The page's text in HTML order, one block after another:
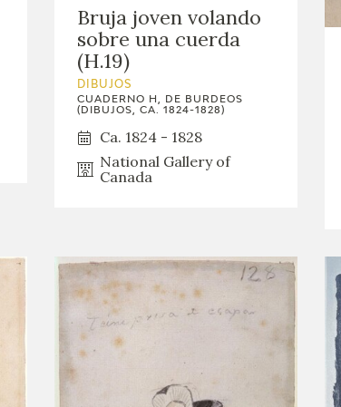
Bruja joven volando
sobre una cuerda
(H.19)
DIBUJOS
CUADERNO H, DE BURDEOS
(DIBUJOS, CA. 1824-1828)
Ca. 1824 - 1828
National Gallery of
Canada